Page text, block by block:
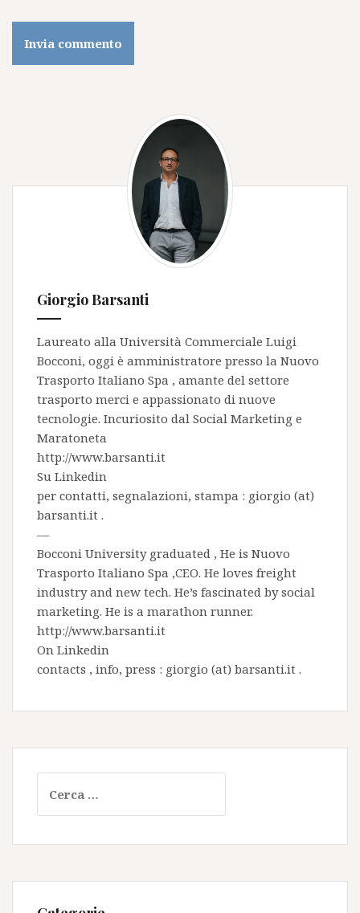
Giorgio Barsanti
Laureato alla Università Commerciale Luigi
Bocconi, oggi è amministratore presso la Nuovo
Trasporto Italiano Spa , amante del settore
trasporto merci e appassionato di nuove
tecnologie. Incuriosito dal Social Marketing e
Maratoneta
http://www.barsanti.it
Su Linkedin
per contatti, segnalazioni, stampa : giorgio (at)
barsanti.it .
—
Bocconi University graduated , He is Nuovo
Trasporto Italiano Spa ,CEO. He loves freight
industry and new tech. He’s fascinated by social
marketing. He is a marathon runner.
http://www.barsanti.it
On Linkedin
contacts , info, press : giorgio (at) barsanti.it .
per: